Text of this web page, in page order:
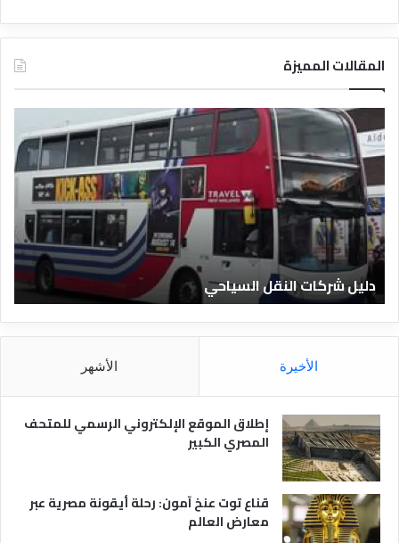
المقالات المميزة
د
ي
ا
ل
ف
ن
د
ق
ا
ل
ر
ة
دليل الفنادق المصرية
الأخيرة الأشهر
إطلاق الموقع الإلكتروني الرسمي للمتحف
المصري الكبير
قناع توت عنخ آمون: رحلة أيقونة مصرية عبر
معارض العالم